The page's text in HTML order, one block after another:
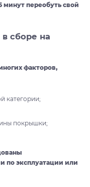
минут переобуть свой
сборе на
факторов,
категории;
покрышки;
по эксплуатации или